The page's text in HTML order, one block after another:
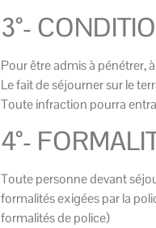
3°-
Pour être admis à pénétrer,
Le fait de séjourner sur le
Toute infraction pourra
4°-
Toute personne devant
formalités exigées par la
formalités de police)